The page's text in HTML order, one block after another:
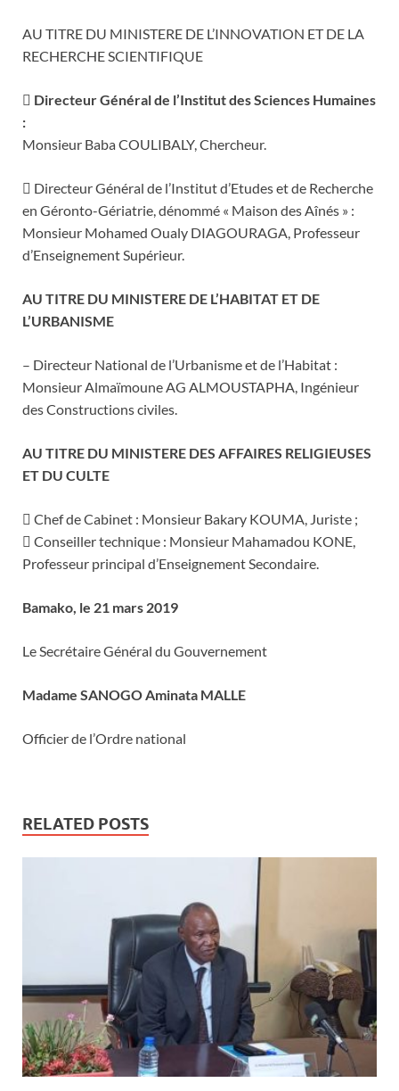
AU TITRE DU MINISTERE DE L’INNOVATION ET DE LA
RECHERCHE SCIENTIFIQUE
 Directeur Général de l’Institut des Sciences Humaines
:
Monsieur Baba COULIBALY, Chercheur.
 Directeur Général de l’Institut d’Etudes et de Recherche
en Géronto-Gériatrie, dénommé « Maison des Aînés » :
Monsieur Mohamed Oualy DIAGOURAGA, Professeur
d’Enseignement Supérieur.
AU TITRE DU MINISTERE DE L’HABITAT ET DE
L’URBANISME
– Directeur National de l’Urbanisme et de l’Habitat :
Monsieur Almaïmoune AG ALMOUSTAPHA, Ingénieur
des Constructions civiles.
AU TITRE DU MINISTERE DES AFFAIRES RELIGIEUSES
ET DU CULTE
 Chef de Cabinet : Monsieur Bakary KOUMA, Juriste ;
 Conseiller technique : Monsieur Mahamadou KONE,
Professeur principal d’Enseignement Secondaire.
Bamako, le 21 mars 2019
Le Secrétaire Général du Gouvernement
Madame SANOGO Aminata MALLE
Officier de l’Ordre national
RELATED POSTS